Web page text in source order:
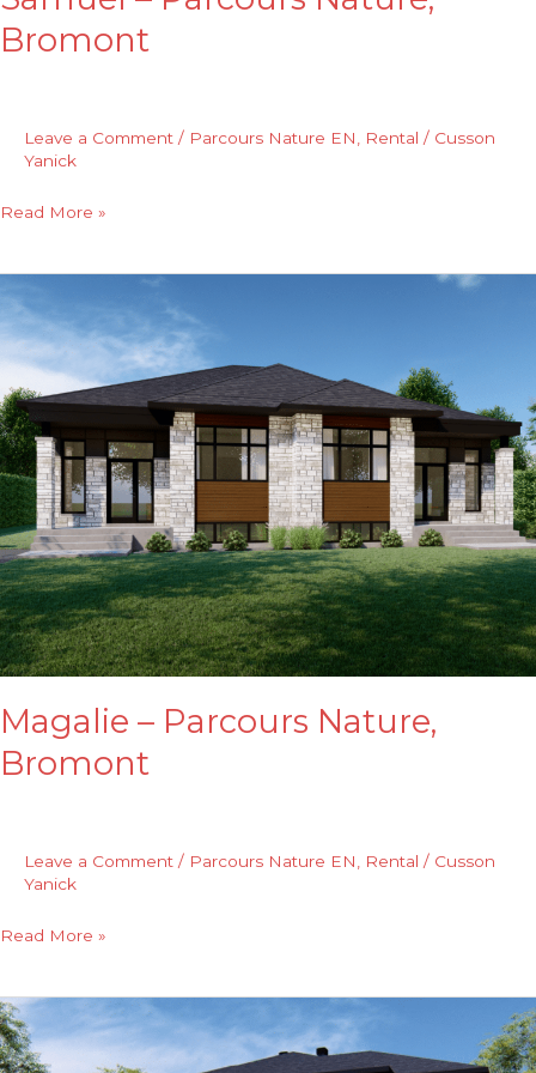
Bromont
Leave a Comment / Parcours Nature EN Rental / Cusson
Yanick
Read More »
Magalie – Parcours Nature,
Bromont
Leave a Comment / Parcours Nature EN Rental / Cusson
Yanick
Parcours
Nature,
Bromont
Read More »
Elisabeth
–